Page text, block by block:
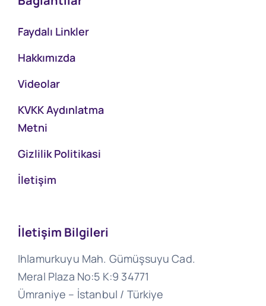
Faydalı Linkler
Hakkımızda
Videolar
KVKK Aydınlatma
Metni
Gizlilik Politikasi
İletişim
İletişim Bilgileri
Ihlamurkuyu Mah. Gümüşsuyu Cad.
Meral Plaza No:5 K:9 34771
Ümraniye – İstanbul / Türkiye